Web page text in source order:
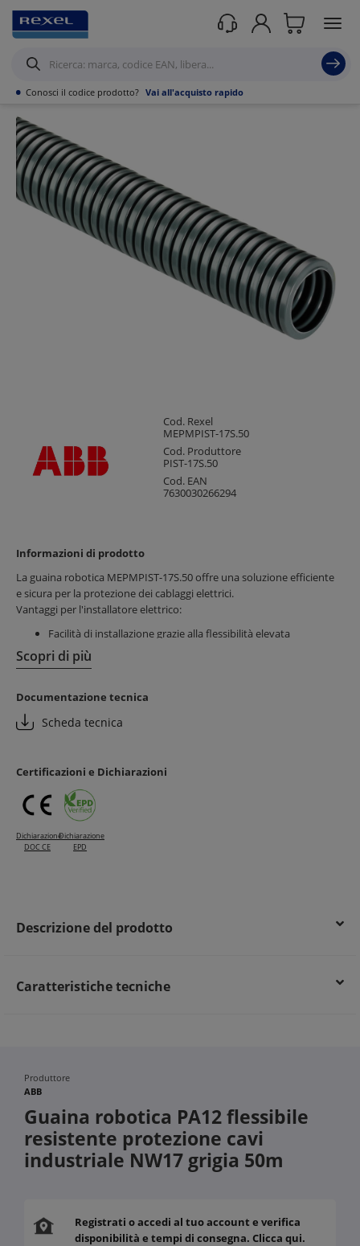
• Conosci il codice prodotto? Vai all'acquisto rapido
Prodotti /Canalizzazioni Canalizzazioni Rettangolari e guaine civili in PVC/
Guaina tecniche x uso civile
Cod. Rexel
MEPMPIST-17S.50
Cod. Produttore
PIST-17S.50
Cod. EAN
7630030266294
Informazioni di prodotto
La guaina robotica MEPMPIST-17S.50 offre una soluzione efficiente
e sicura per la protezione dei cablaggi elettrici.
Vantaggi per l'installatore elettrico:
Facilità di installazione grazie alla flessibilità elevata
Risparmio di tempo con un prodotto resistente e durevole
Compatibilità con standard UL e CSA per sicurezza
Vantaggi per il cliente finale:
Protezione ottimale dei cavi, riducendo rischi di guasti
Contributo al mantenimento dell’ordine e sicurezza
dell’impianto
Scopri di più
Documentazione tecnica
Scheda tecnica
Certificazioni e Dichiarazioni
Dichiarazione
DOC CE
Dichiarazione
EPD
Descrizione del prodotto
Caratteristiche tecniche
Produttore
ABB
Guaina robotica PA12 flessibile
resistente protezione cavi
industriale NW17 grigia 50m
Registrati o accedi al tuo account e verifica
disponibilità e tempi di consegna. Clicca qui.